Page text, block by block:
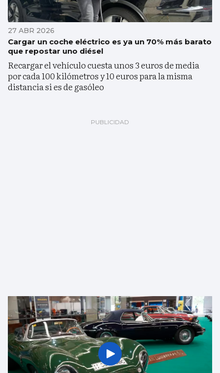
27 ABR 2026
Cargar un coche eléctrico es ya un 70% más barato
que repostar uno diésel
Recargar el vehículo cuesta unos 3 euros de media
por cada 100 kilómetros y 10 euros para la misma
distancia si es de gasóleo